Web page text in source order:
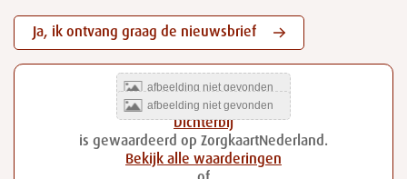
Ja, ik ontvang graag de nieuwsbrief
Dichterbij
is gewaardeerd op ZorgkaartNederland.
Bekijk alle waarderingen